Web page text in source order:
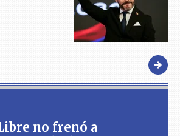
no frenó a